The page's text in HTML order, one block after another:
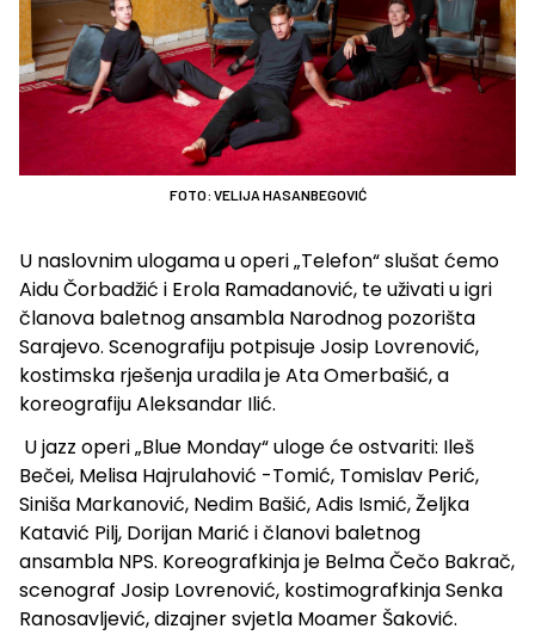
FOTO: VELIJA HASANBEGOVIĆ
U naslovnim ulogama u operi „Telefon“ slušat ćemo
Aidu Čorbadžić i Erola Ramadanović, te uživati u igri
članova baletnog ansambla Narodnog pozorišta
Sarajevo. Scenografiju potpisuje Josip Lovrenović,
kostimska rješenja uradila je Ata Omerbašić, a
koreografiju Aleksandar Ilić.
U jazz operi „Blue Monday“ uloge će ostvariti: Ileš
Bečei, Melisa Hajrulahović -Tomić, Tomislav Perić,
Siniša Markanović, Nedim Bašić, Adis Ismić, Željka
Katavić Pilj, Dorijan Marić i članovi baletnog
ansambla NPS. Koreografkinja je Belma Čečo Bakrač,
scenograf Josip Lovrenović, kostimografkinja Senka
Ranosavljević, dizajner svjetla Moamer Šaković.